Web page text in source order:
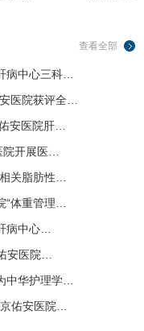
查看全部
病中心三科…
医院获评全…
安医院肝…
院开展医…
关脂肪性…
“体重管理…
病中心…
安医院…
中华护理学…
佑安医院…